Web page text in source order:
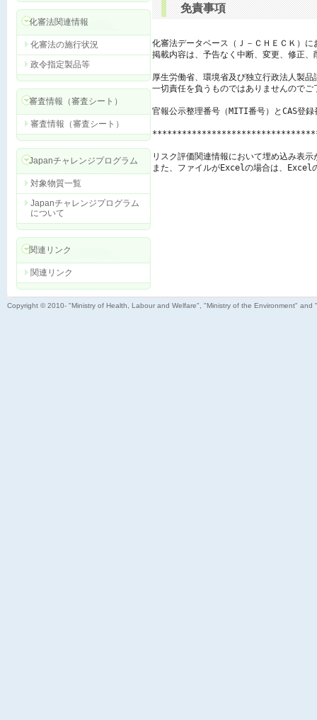
化審法関連情報
化審法の施行状況
政令指定製品等
審査情報（審査シート）
審査情報（審査シート）
Japanチャレンジプログラム
対象物質一覧
Japanチャレンジプログラム
について
関連リンク
関連リンク
免責事項
化審法データベース（Ｊ－ＣＨＥＣＫ）
掲載内容は、予告なく中断、変更、修正
厚生労働省、環境省及び独立行政法人製
一切責任を負うものではありませんのでご
官報公示整理番号（MITI番号）とCAS登
リスク評価関連情報において埋め込み表
また、ファイルがExcelの場合は、Excel
Copyright © 2010- "Ministry of Health, Labour and Welfare", "Ministry of the Environment"